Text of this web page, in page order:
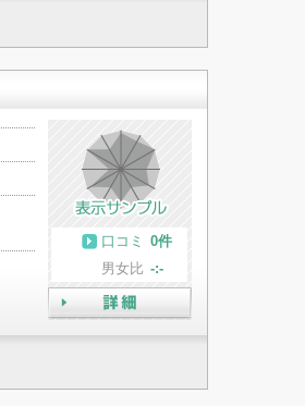
口コミ
0件
男女比 -:-